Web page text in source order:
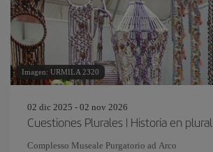
Imagen: URMILA 2320
02 dic 2025 - 02 nov 2026
Cuestiones Plurales | Historia en plural
Complesso Museale Purgatorio ad Arco